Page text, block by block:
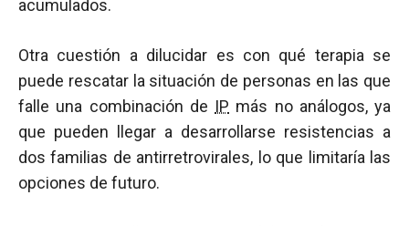
acumulados.
Otra cuestión a dilucidar es con qué terapia se
puede rescatar la situación de personas en las que
falle una combinación de IP más no análogos, ya
que pueden llegar a desarrollarse resistencias a
dos familias de antirretrovirales, lo que limitaría las
opciones de futuro.